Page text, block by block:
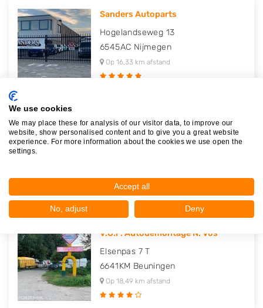
Sanders Autoparts
Hogelandseweg 13
6545AC Nijmegen
Op 16,33 km afstand
Boy Geenacker Gebruikte Volvo O..
Lindenhoutseweg 38
V.O.F. Autodemontage N. Vos
Elsenpas 7 T
6641KM Beuningen
Op 18,49 km afstand
We use cookies
We may place these for analysis of our visitor data, to improve our
website, show personalised content and to give you a great website
experience. For more information about the cookies we use open the
settings.
Accept all
No, adjust Deny